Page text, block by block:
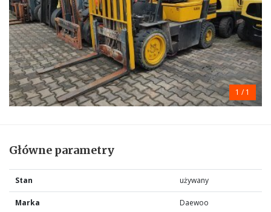
1 / 1
Główne parametry
Stan używany
Marka Daewoo